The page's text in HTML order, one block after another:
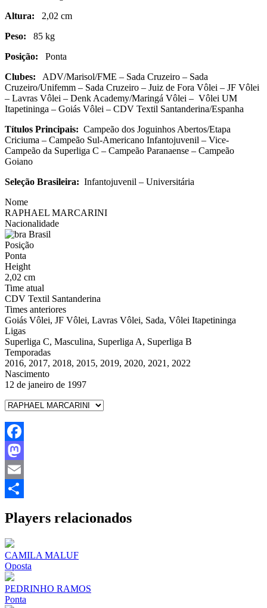
Altura: 2,02 cm
Peso: 85 kg
Posição: Ponta
Clubes: ADV/Marisol/FME – Sada Cruzeiro – Sada
Cruzeiro/Unifemm – Sada Cruzeiro – Juiz de Fora Vôlei – JF Vôlei
– Lavras Vôlei – Denk Academy/Maringá Vôlei – Vôlei UM
Itapetininga – Goiás Vôlei – CDV Textil Santanderina/Espanha
Títulos Principais: Campeão dos Joguinhos Abertos/Etapa
Criciuma – Campeão Sul-Americano Infantojuvenil – Vice-
Campeão da Superliga C – Campeão Paranaense – Campeão
Goiano
Seleção Brasileira: Infantojuvenil – Universitária
Nome
RAPHAEL MARCARINI
Nacionalidade
Brasil
Posição
Ponta
Height
2,02 cm
Time atual
CDV Textil Santanderina
Times anteriores
Goiás Vôlei, JF Vôlei, Lavras Vôlei, Sada, Vôlei Itapetininga
Ligas
Superliga C, Masculina, Superliga A, Superliga B
Temporadas
2016, 2017, 2018, 2015, 2019, 2020, 2021, 2022
Nascimento
12 de janeiro de 1997
Facebook
Mastodon
Email
Players relacionados
CAMILA MALUF
Oposta
PEDRINHO RAMOS
Ponta